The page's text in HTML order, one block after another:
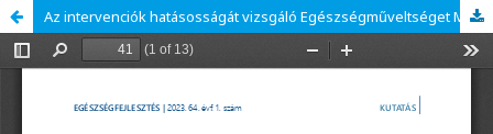
Az intervenciók hatásosságát vizsgáló Egészségműveltséget Mérő Calgaryi Charta Kérdőív magyar nyelvű validálása